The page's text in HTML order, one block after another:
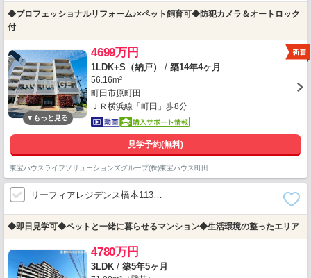
◆プロフェッショナルリフォーム♪×ペット飼育可◆防犯カメラ＆オートロック
付
4699万円
1LDK+S（納戸） / 築14年4ヶ月
56.16m²
町田市原町田
ＪＲ横浜線「町田」歩8分
見学予約(無料)
東宝ハウスライフソリューションズグループ(株)東宝ハウス町田
リーフィアレジデンス橋本113…
◆即日見学可◆ペットと一緒に暮らせるマンション◆生活環境の整ったエリア
4780万円
3LDK / 築5年5ヶ月